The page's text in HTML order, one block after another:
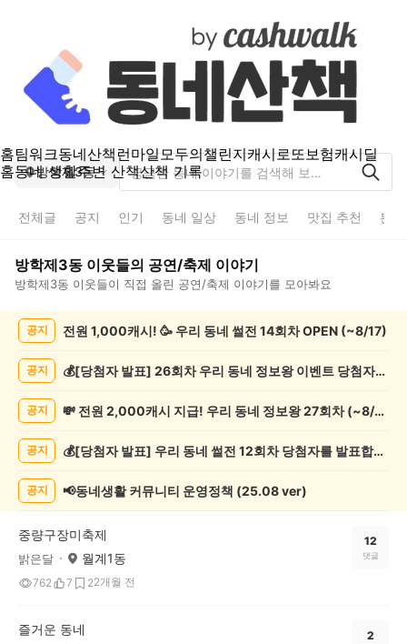
홈팀워크동네산책 런마일모두의챌린지캐시로또보험캐시딜
홈동네 생활주변 산책산책 기록
방학제3동
전체글 공지 인기 동네 일상 동네 정보 맛집 추천 분
방학제3동 이웃들의 공연/축제 이야기
방학제3동 이웃들이 직접 올린 공연/축제 이야기를 모아봐요
연/
글
공지 전원 1,000캐시! 🥳 우리 동네 썰전 14회차 OPEN (~8/17)
공지 💰[당첨자 발표] 26회차 우리 동네 정보왕 이벤트 당첨자를 발표합니다!
공지 💸 전원 2,000캐시 지급! 우리 동네 정보왕 27회차 (~8/10)
공지 💰[당첨자 발표] 우리 동네 썰전 12회차 당첨자를 발표합니다!
공지 📢동네생활 커뮤니티 운영정책 (25.08 ver)
중량구장미축제
밝은달 월계1동
762 7 22개월 전
12
댓글
즐거운 동네 2